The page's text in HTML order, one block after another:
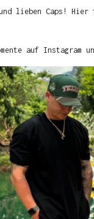
lieben Caps!
auf Instagram